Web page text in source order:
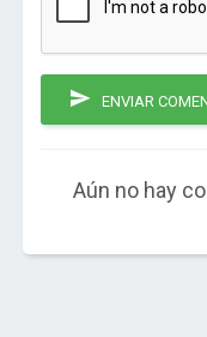
ENVIAR
Aún no hay